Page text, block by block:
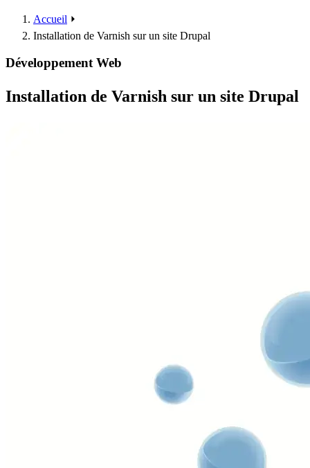
Accueil ⏵
Installation de Varnish sur un site Drupal
Développement Web
Installation de Varnish sur un site Drupal